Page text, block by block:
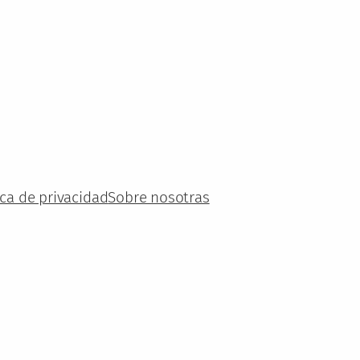
de privacidadSobre nosotras